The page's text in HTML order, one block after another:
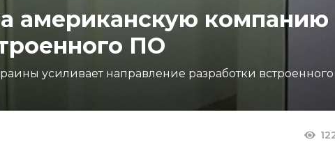
американскую компанию
ПО
усиливает направление разработки встроенного